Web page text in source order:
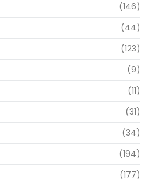
(146)
(44)
(123)
(9)
(11)
(31)
(34)
(194)
(177)